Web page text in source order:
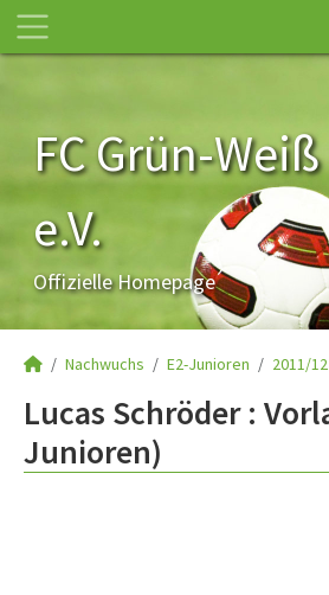
FC Grün-
e.V.
Offizielle Homepage
Nachwuchs E2-Junioren 2011/12
Lucas Schröder :
Junioren)